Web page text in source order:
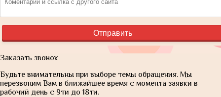
Заказать звонок
Будьте внимательны при выборе темы обращения. Мы
перезвоним Вам в ближайшее время с момента заявки в
рабочий день с 9ти до 18ти.